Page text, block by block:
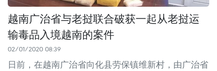
越南广治省与老挝联合破获一起从老挝运
输毒品入境越南的案件
02/01/2020 08:39
日前，在越南广治省向化县劳保镇维新村，由广治省